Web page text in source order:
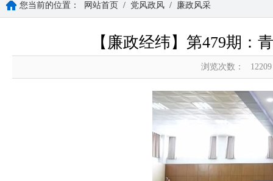
您当前的位置： 网站首页 / 党风政风 / 廉政风采
【廉政经纬】第479期：
浏览次数： 12209